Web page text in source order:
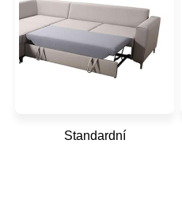
Standardní